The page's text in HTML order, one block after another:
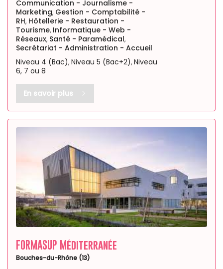
Communication - Journalisme -
Marketing, Gestion - Comptabilité -
RH, Hôtellerie - Restauration -
Tourisme, Informatique - Web -
Réseaux, Santé - Paramédical,
Secrétariat - Administration - Accueil
Niveau 4 (Bac), Niveau 5 (Bac+2), Niveau
6, 7 ou 8
En savoir plus
FORMASUP Méditerranée
Bouches-du-Rhône (13)